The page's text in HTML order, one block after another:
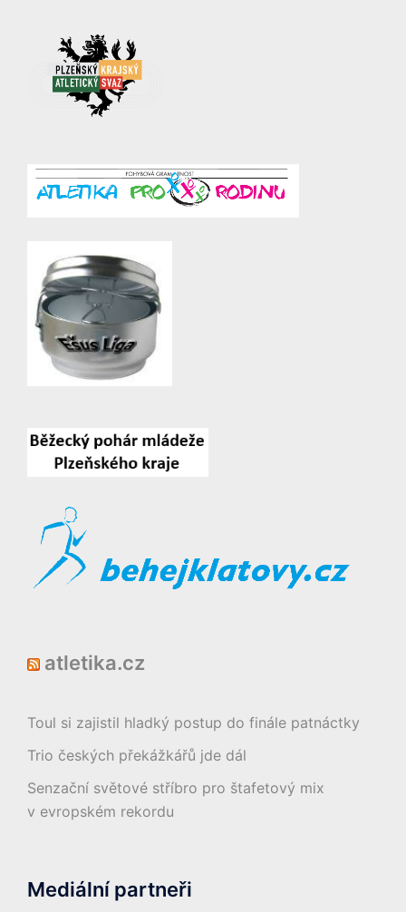
atletika.cz
Toul si zajistil hladký postup do finále patnáctky
Trio českých překážkářů jde dál
Senzační světové stříbro pro štafetový mix
v evropském rekordu
Mediální partneři